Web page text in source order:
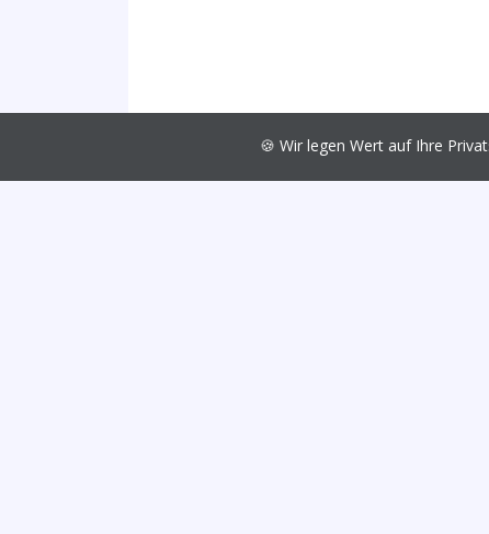
🍪 Wir legen Wert auf Ihre